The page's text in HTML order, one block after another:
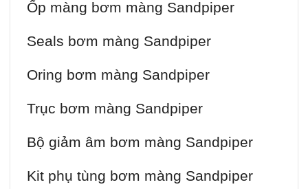
Ốp màng bơm màng Sandpiper
Seals bơm màng Sandpiper
Oring bơm màng Sandpiper
Trục bơm màng Sandpiper
Bộ giảm âm bơm màng Sandpiper
Kit phụ tùng bơm màng Sandpiper